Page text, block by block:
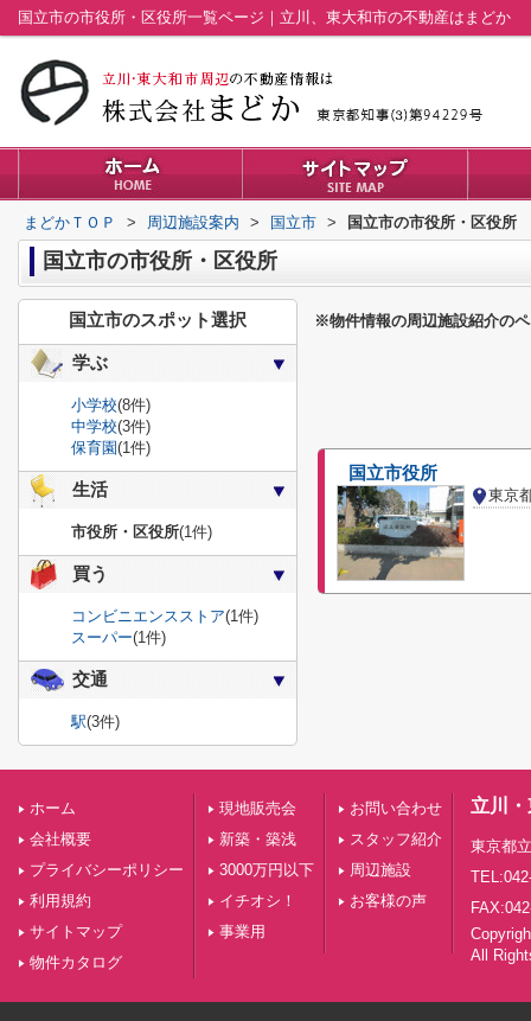
国立市の市役所・区役所一覧ページ｜立川、東大和市の不動産はまどか
まどかＴＯＰ > 周辺施設案内 > 国立市 > 国立市の市役所・区役所
国立市の市役所・区役所
※物件情報の周辺施設紹介の
国立市役所
東京
国立市のスポット選択
学ぶ
小学校(8件)
中学校(3件)
保育園(1件)
生活
市役所・区役所(1件)
買う
コンビニエンスストア(1件)
スーパー(1件)
交通
駅(3件)
ホーム
会社概要
プライバシーポリシー
利用規約
サイトマップ
物件カタログ
現地販売会
新築・築浅
3000万円以下
イチオシ！
事業用
お問い合わせ
スタッフ紹介
周辺施設
お客様の声
立川
東京都
All